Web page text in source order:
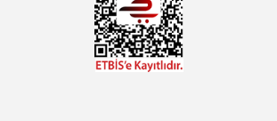
TÜKENDİ